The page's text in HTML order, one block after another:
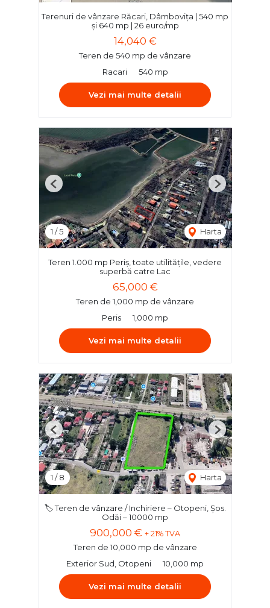
Terenuri de vânzare Răcari, Dâmbovița | 540 mp
și 640 mp | 26 euro/mp
14,040 €
Teren de 540 mp de vânzare
Racari
540 mp
Vezi mai multe detalii
1 /5 Harta
Previous Next
Teren 1.000 mp Periș, toate utilitățile, vedere
superbă catre Lac
65,000 €
Teren de 1,000 mp de vânzare
Peris
1,000 mp
Vezi mai multe detalii
1 /8 Harta
Previous Next
🏷️ Teren de vânzare / Inchiriere – Otopeni, Șos.
Odăi – 10000 mp
900,000 € + 21% TVA
Teren de 10,000 mp de vânzare
Exterior Sud, Otopeni
10,000 mp
Vezi mai multe detalii